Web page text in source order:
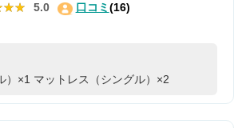
5.0 口コミ(16)
）×1 マットレス（シングル）×2